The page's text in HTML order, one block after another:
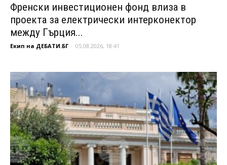
Френски инвестиционен фонд влиза в
проекта за електрически интерконектор
между Гърция...
Екип на ДЕБАТИ.БГ - 05.08.2026, 18:41